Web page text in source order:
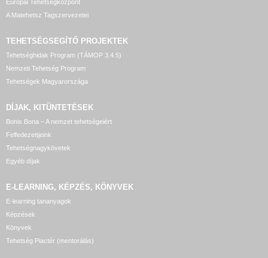
Európai Tehetségközpont
A Matehetsz Tagszervezetei
TEHETSÉGSEGÍTŐ PROJEKTEK
Tehetséghidak Program (TÁMOP 3.4.5)
Nemzeti Tehetség Program
Tehetségek Magyarországa
DÍJAK, KITÜNTETÉSEK
Bonis Bona – A nemzet tehetségeiért
Felfedezettjeink
Tehetségnagykövetek
Egyéb díjak
E-LEARNING, KÉPZÉS, KÖNYVEK
E-learning tananyagok
Képzések
Könyvek
Tehetség Piactér (mentorálás)